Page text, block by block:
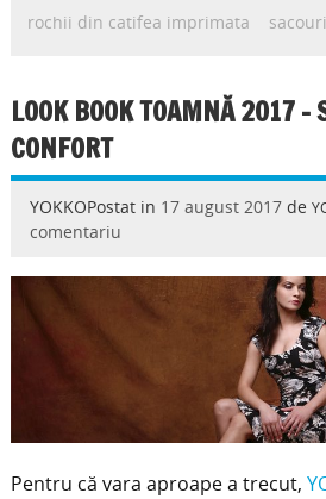
rochii din catifea imprimata
LOOK BOOK TOAMNĂ 2017 –
CONFORT
YOKKOPostat in 17 august 2017de
comentariu
Pentru că vara aproape a trecut,